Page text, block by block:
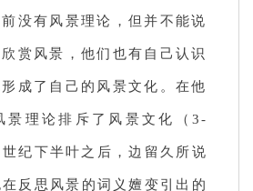
没有风景理论，但并不能说
赏风景，他们也有自己认识
成了自己的风景文化。在他
景理论排斥了风景文化（3-
纪下半叶之后，边留久所说
反思风景的词 义嬗变引出的